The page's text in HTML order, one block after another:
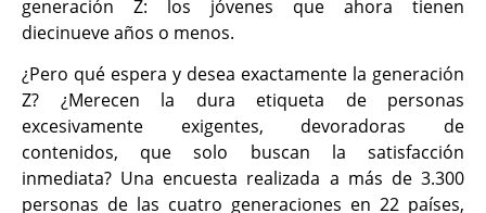
generación Z: los jóvenes que ahora tienen
diecinueve años o menos.
¿Pero qué espera y desea exactamente la generación
Z? ¿Merecen la dura etiqueta de personas
excesivamente exigentes, devoradoras de
contenidos, que solo buscan la satisfacción
inmediata? Una encuesta realizada a más de 3.300
personas de las cuatro generaciones en 22 países,